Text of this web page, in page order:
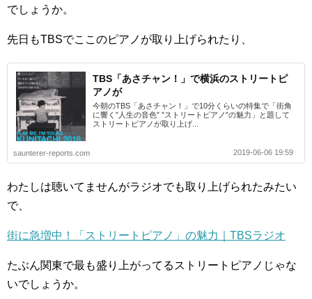
でしょうか。
先日もTBSでここのピアノが取り上げられたり、
TBS「あさチャン！」で横浜のストリートピ
アノが
今朝のTBS「あさチャン！」で10分くらいの特集で「街角
に響く”人生の音色” ”ストリートピアノ”の魅力」と題して
ストリートピアノが取り上げ...
saunterer-reports.com 2019-06-06 19:59
わたしは聴いてませんがラジオでも取り上げられたみたい
で、
街に急増中！「ストリートピアノ」の魅力｜TBSラジオ
たぶん関東で最も盛り上がってるストリートピアノじゃな
いでしょうか。